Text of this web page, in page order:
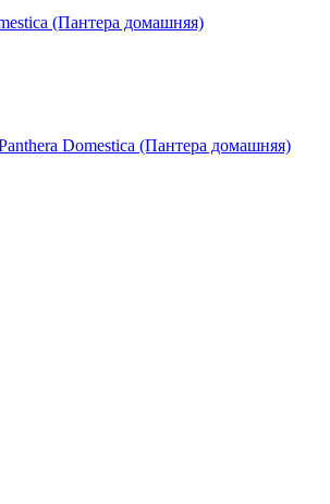
(Пантера домашняя)
Domestica (Пантера домашняя)